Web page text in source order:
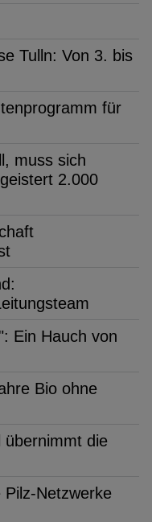
Tulln: Von 3. bis
für
muss sich
2.000
Ein Hauch von
Bio ohne
übernimmt die
Netzwerke